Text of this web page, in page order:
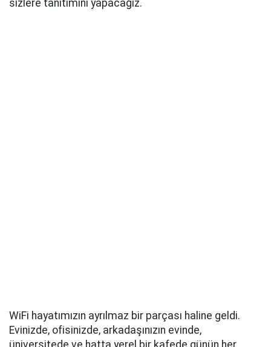
sizlere tanıtımını yapacağız.
WiFi hayatımızın ayrılmaz bir parçası haline geldi.
Evinizde, ofisinizde, arkadaşınızın evinde,